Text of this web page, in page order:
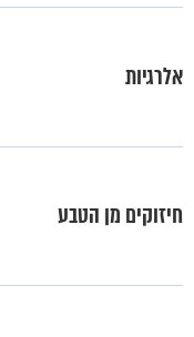
אלרגיות
חיזוקים מן הטבע